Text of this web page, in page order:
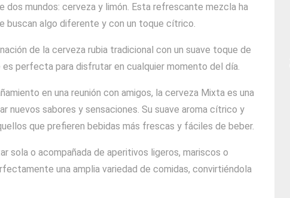
dos mundos: cerveza y limón. Esta refrescante mezcla ha
buscan algo diferente y con un toque cítrico.
de la cerveza rubia tradicional con un suave toque de
perfecta para disfrutar en cualquier momento del día.
en una reunión con amigos, la cerveza Mixta es una
nuevos sabores y sensaciones. Su suave aroma cítrico y
que prefieren bebidas más frescas y fáciles de beber.
sola o acompañada de aperitivos ligeros, mariscos o
una amplia variedad de comidas, convirtiéndola